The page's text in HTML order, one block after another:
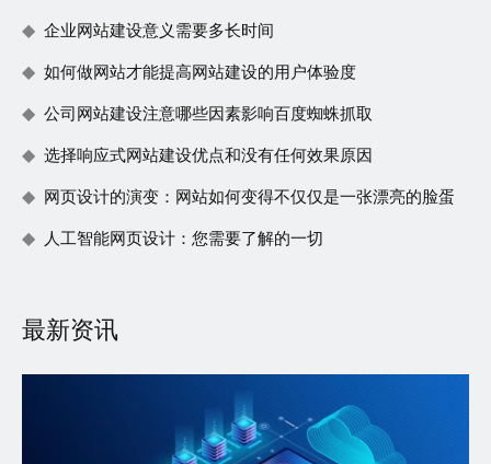
企业网站建设意义需要多长时间
如何做网站才能提高网站建设的用户体验度
公司网站建设注意哪些因素影响百度蜘蛛抓取
选择响应式网站建设优点和没有任何效果原因
网页设计的演变：网站如何变得不仅仅是一张漂亮的脸蛋
人工智能网页设计：您需要了解的一切
最新资讯